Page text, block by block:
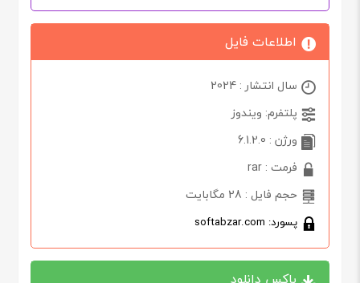
اطلاعات فایل
سال انتشار : 2024
پلتفرم: ویندوز
ورژن : 6.1.2.0
فرمت : rar
حجم فایل : 28 مگابایت
پسورد: softabzar.com